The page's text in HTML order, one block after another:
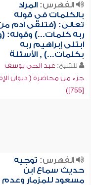
الفهرس:المراد
بالكلمات في قوله
تعالى: (فتلقى آدم
ربه كلمات...) وقوله:
ابتلى إبراهيم ربه
بكلمات...) , الأسئلة
للشيخ: عبد الحي يوسف
جزء من محاضرة ( ديوان
[755])
الفهرس: توجيه
حديث سماع ابن
مسعود للمزمار وعدم